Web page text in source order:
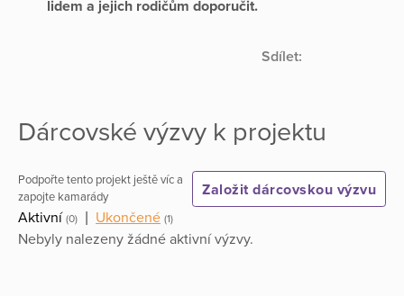
lidem a jejich rodičům doporučit.
Sdílet:
Dárcovské výzvy k projektu
Podpořte tento projekt ještě víc a
zapojte kamarády
Založit dárcovskou výzvu
Aktivní (0) | Ukončené (1)
Nebyly nalezeny žádné aktivní výzvy.